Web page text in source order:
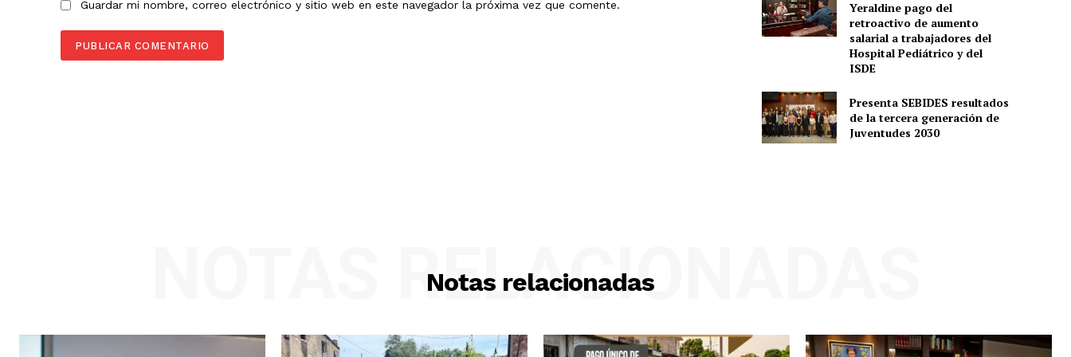
Guardar mi nombre, correo electrónico y sitio web en este navegador la próxima vez que comente.
Yeraldine pago del
retroactivo de aumento
salarial a trabajadores del
Hospital Pediátrico y del
ISDE
Presenta SEBIDES resultados
de la tercera generación de
Juventudes 2030
Notas relacionadas
NOTAS RELACIONADAS